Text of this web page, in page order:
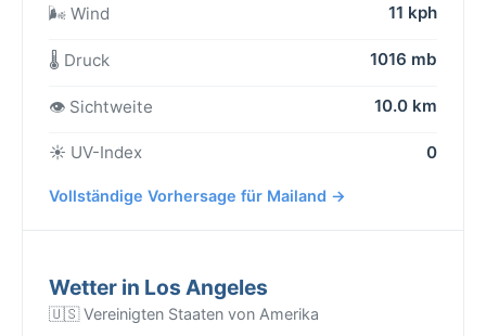
🌬️ Wind
11 kph
🌡️ Druck 1016 mb
👁️ Sichtweite 10.0 km
☀️ UV-Index 0
Vollständige Vorhersage für Mailand →
Wetter in Los Angeles
🇺🇸 Vereinigten Staaten von Amerika